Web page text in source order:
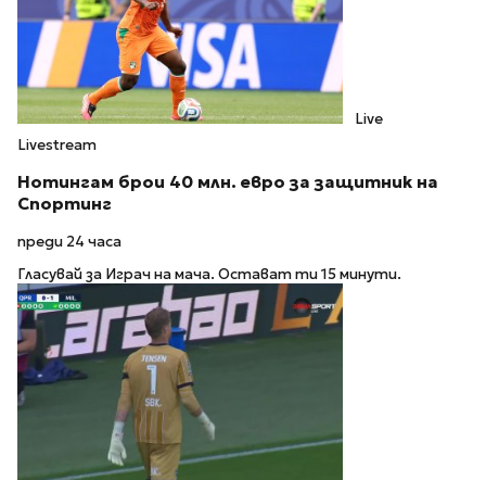
Live
Livestream
Нотингам брои 40 млн. евро за защитник на
Спортинг
преди 24 часа
Гласувай за Играч на мача. Остават ти 15 минути.